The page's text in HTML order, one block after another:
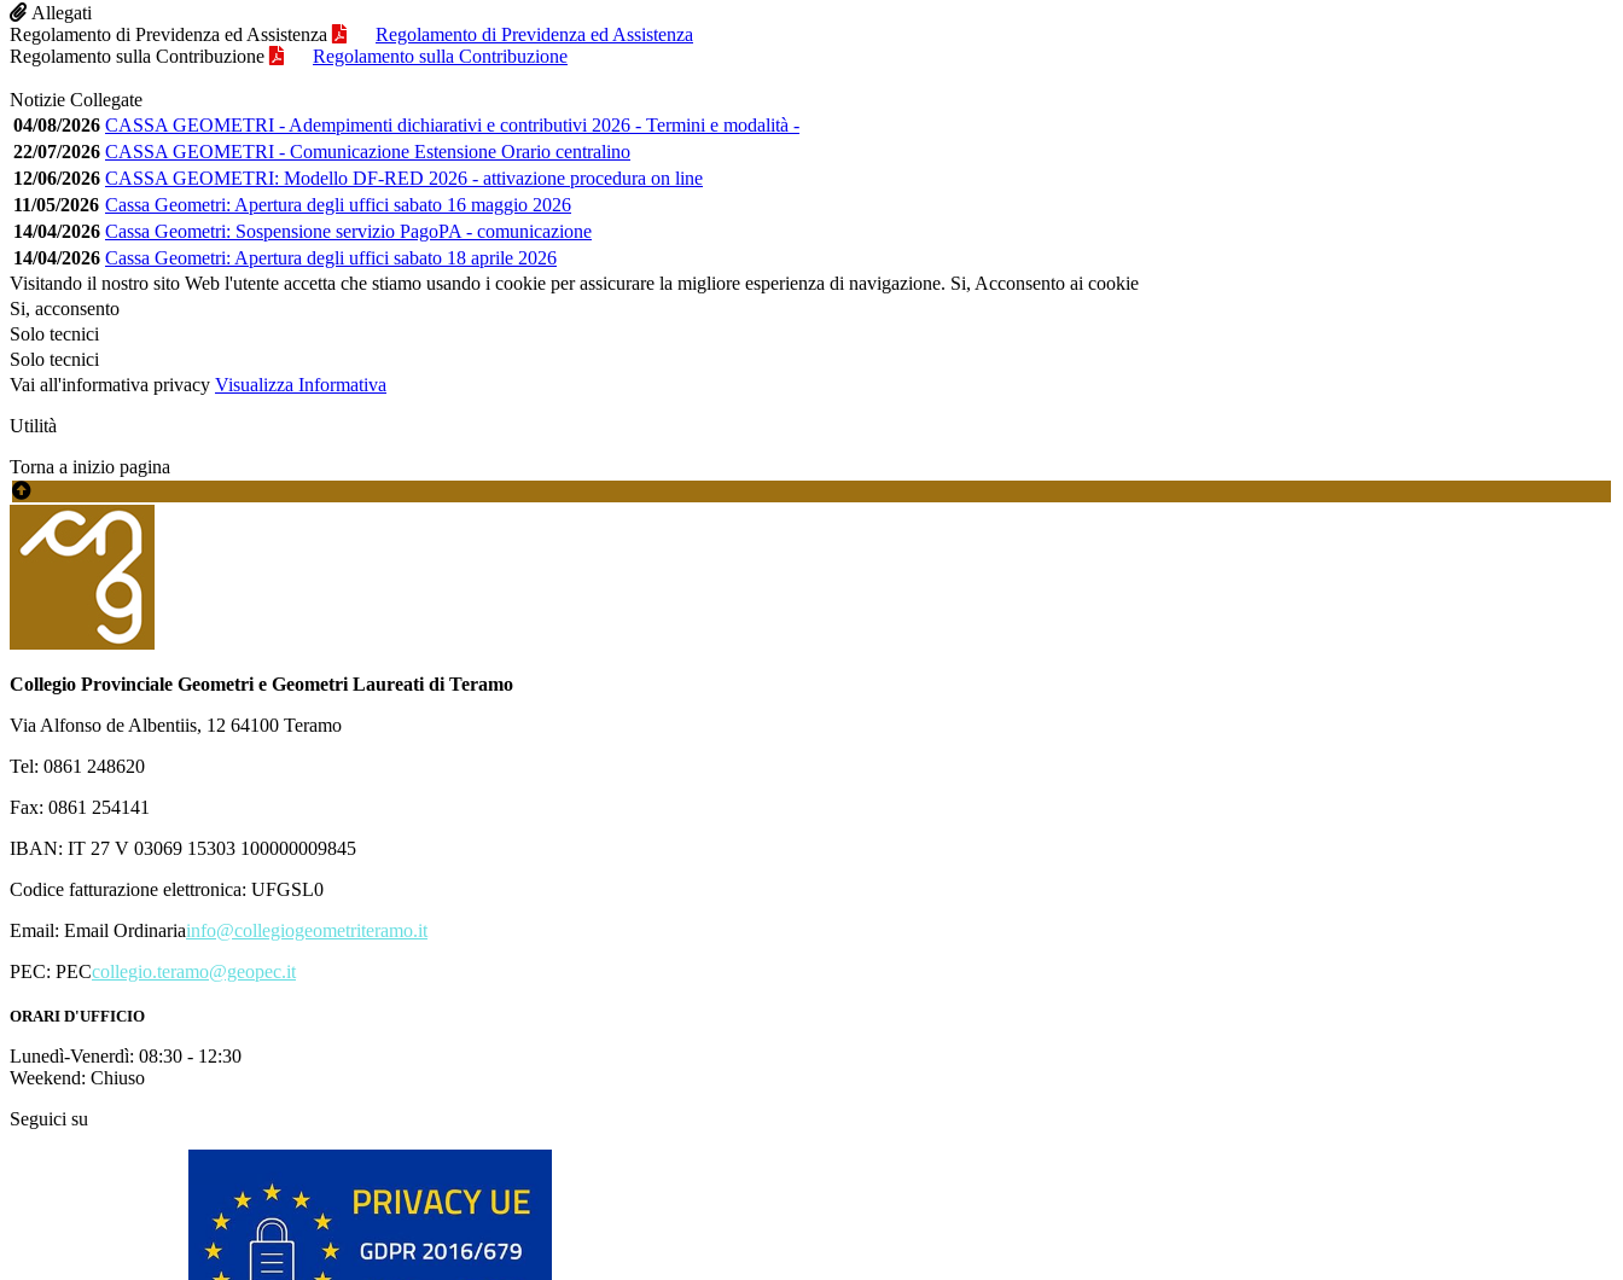
Allegati
Regolamento di Previdenza ed Assistenza
Regolamento di Previdenza ed Assistenza
Regolamento sulla Contribuzione
Regolamento sulla Contribuzione
Notizie Collegate
04/08/2026 CASSA GEOMETRI - Adempimenti dichiarativi e contributivi 2026 - Termini e modalità -
22/07/2026 CASSA GEOMETRI - Comunicazione Estensione Orario centralino
12/06/2026 CASSA GEOMETRI: Modello DF-RED 2026 - attivazione procedura on line
11/05/2026 Cassa Geometri: Apertura degli uffici sabato 16 maggio 2026
14/04/2026 Cassa Geometri: Sospensione servizio PagoPA - comunicazione
14/04/2026 Cassa Geometri: Apertura degli uffici sabato 18 aprile 2026
Visitando il nostro sito Web l'utente accetta che stiamo usando i cookie per assicurare la migliore esperienza di navigazione. Si, Acconsento ai cookie
Si, acconsento
Solo tecnici
Solo tecnici
Vai all'informativa privacy Visualizza Informativa
Utilità
Torna a inizio pagina
Collegio Provinciale Geometri e Geometri Laureati di Teramo
Via Alfonso de Albentiis, 12 64100 Teramo
Tel: 0861 248620
Fax: 0861 254141
IBAN: IT 27 V 03069 15303 100000009845
Codice fatturazione elettronica: UFGSL0
Email: Email Ordinariainfo@collegiogeometriteramo.it
PEC: PECcollegio.teramo@geopec.it
ORARI D'UFFICIO
Lunedì-Venerdì: 08:30 - 12:30
Weekend: Chiuso
Seguici su